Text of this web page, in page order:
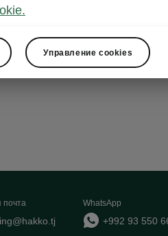
between the TOP LED tail
strip
почта WhatsApp
+992 93 550
Управление cookies